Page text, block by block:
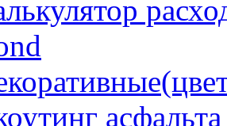
асфальта